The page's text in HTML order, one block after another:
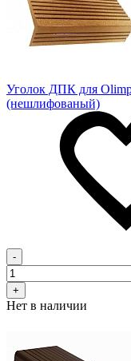
Уголок ДПК для
(нешлифованый)
-
+
Нет в наличии